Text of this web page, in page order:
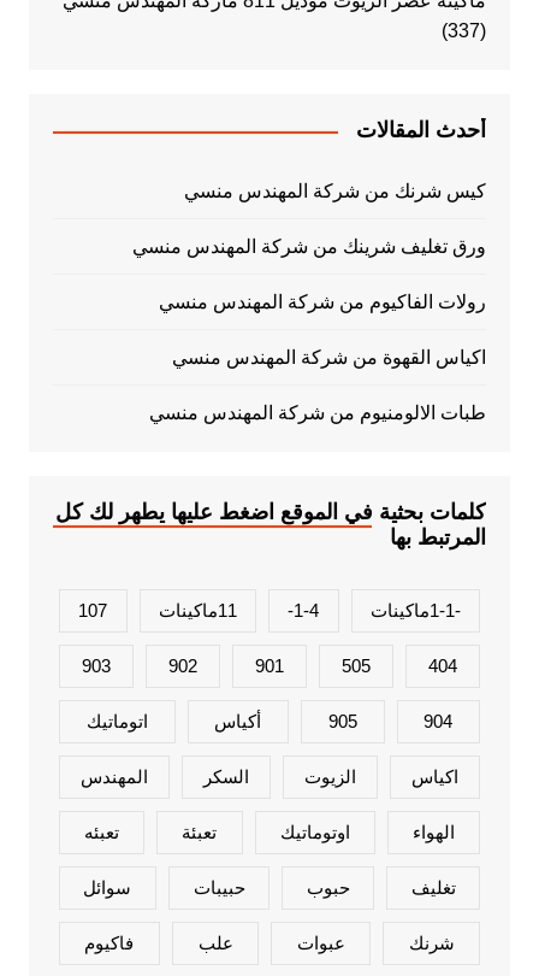
(337)
أحدث المقالات
كيس شرنك من شركة المهندس منسي
ورق تغليف شرينك من شركة المهندس منسي
رولات الفاكيوم من شركة المهندس منسي
اكياس القهوة من شركة المهندس منسي
طبات الالومنيوم من شركة المهندس منسي
كلمات بحثية في الموقع اضغط عليها يطهر لك كل
المرتبط بها
-1-1ماكينات 1-4- 11ماكينات 107
404
505
901
902
903
904
905 أكياس اتوماتيك
اكياس الزيوت السكر المهندس
الهواء اوتوماتيك تعبئة تعبئه
تغليف حبوب حبيبات سوائل
شرنك عبوات علب فاكيوم